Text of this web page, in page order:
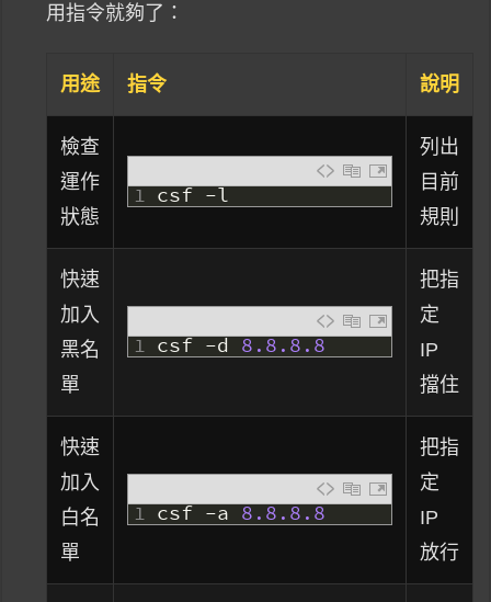
用指令就夠了：
用途 指令 說明
檢查
運作
狀態
1 csf -l
列出
目前
規則
快速
加入
黑名
單
1 csf -d 8.8.8.8
把指
定
IP
擋住
快速
加入
白名
單
1 csf -a 8.8.8.8
把指
定
IP
放行